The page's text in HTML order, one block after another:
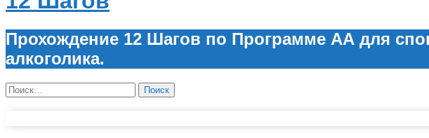
Прохождение 12 Шагов по Программе АА для
алкоголика.
Найти: